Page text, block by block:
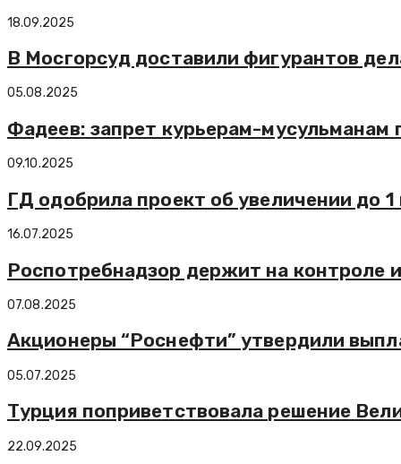
18.09.2025
В Мосгорсуд доставили фигурантов
05.08.2025
Фадеев: запрет курьерам-мусульманам
09.10.2025
ГД одобрила проект об увеличении до
16.07.2025
Роспотребнадзор держит на контроле
07.08.2025
Акционеры “Роснефти” утвердили
05.07.2025
Турция поприветствовала решение
22.09.2025